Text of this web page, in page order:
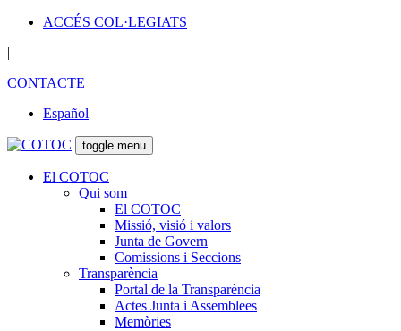
ACCÉS COL·LEGIATS
|
CONTACTE |
Español
toggle menu
El COTOC
Qui som
El COTOC
Missió, visió i valors
Junta de Govern
Comissions i Seccions
Transparència
Portal de la Transparència
Actes Junta i Assemblees
Memòries